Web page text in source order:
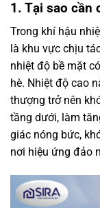
1. Tại sao cần
Trong khí hậu
là khu vực chịu
nhiệt độ bề mặt
hè. Nhiệt độ cao
thượng trở nên
tầng dưới, làm
giác nóng bức,
nơi hiệu ứng đảo